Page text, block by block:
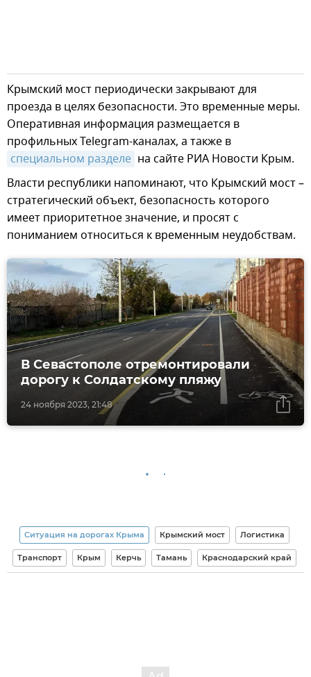
Крымский мост периодически закрывают для
проезда в целях безопасности. Это временные меры.
Оперативная информация размещается в
профильных Telegram-каналах, а также в
специальном разделе на сайте РИА Новости Крым.
Власти республики напоминают, что Крымский мост –
стратегический объект, безопасность которого
имеет приоритетное значение, и просят с
пониманием относиться к временным неудобствам.
24 ноября 2023, 21:48
В Севастополе отремонтировали
дорогу к Солдатскому пляжу
Ситуация на дорогах Крыма Крымский мост Логистика
Транспорт Крым Керчь Тамань Краснодарский край